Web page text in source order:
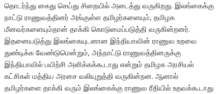
தொடர்ந்து கைது செய்து சிறையில் அடைத்து வருகிறது. இலங்கைக்கு
நாட்டு ராணுவத்தினர் அங்குள்ள தமிழர்களையும், தமிழக
மீனவர்களையும்தான் தாக்கி கொடுமைப்படுத்தி வருகின்றனர்.
இதனையடுத்து இலங்கையுடனான இந்தியாவின் ராணுவ உறவை
துண்டிக்க வேண்டுமென்றும், அந்நாட்டு ராணுவத்தினருக்கு
இந்தியாவில் பயிற்சி அளிக்கக்கூடாது என்றும் தமிழக அரசியல்
கட்சிகள் மத்திய அரசை வலியுறுத்தி வருகின்றன. ஆனால்
தமிழர்களை தாக்கி வரும் இலங்கைக்கு ராணுவ ரீதியில் உதவக்கூடாது